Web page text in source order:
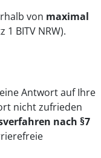
von maximal
BITV NRW).
Antwort auf Ihre
nicht zufrieden
nach §7